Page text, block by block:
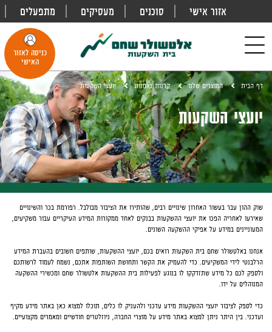
אזור אישי סוכנים מעסיקים מתפעלים
navigation
כניסה לאזור
האישי
יועצי השקעות
דף הבית המוצרים שלנו קרנות נאמנות יועצי השקעות
שוק ההון עבר בעשור האחרון שינויים רבים, שהותירו את הציבור מבולבל. רפורמת בכר והשינויים
שאירעו לאחריה הפכו את יועצי ההשקעות בבנקים לאחד ממקורות המידע העיקריים עבור משקיעים,
המעוניינים במידע על אפיקי ההשקעה השונים.
אנחנו באלטשולר שחם בית השקעות רואים בכם, יועצי ההשקעות, שותפים חשובים בהעברת המידע
הרלבנטי לידי המשקיעים. כדי להעמיק את הקשר ותחושת השותפות אתכם, נשמח לעמוד לרשותכם
ולספק לכם כל מידע שתזדקקו לו בנוגע לפעילות בית ההשקעות אלטשולר שחם ומכשירי ההשקעה
המנוהלים על ידו.
כדי לספק לציבור יועצי ההשקעות מידע עדכני ולהעניק לו כלים, תוכלו למצוא כאן באתר מידע מקיף
ועדכני. בין היתר ניתן למצוא באתר מידע על מוצרי החברה, ניוזלטרים חודשיים ומאמרים מקצועיים.